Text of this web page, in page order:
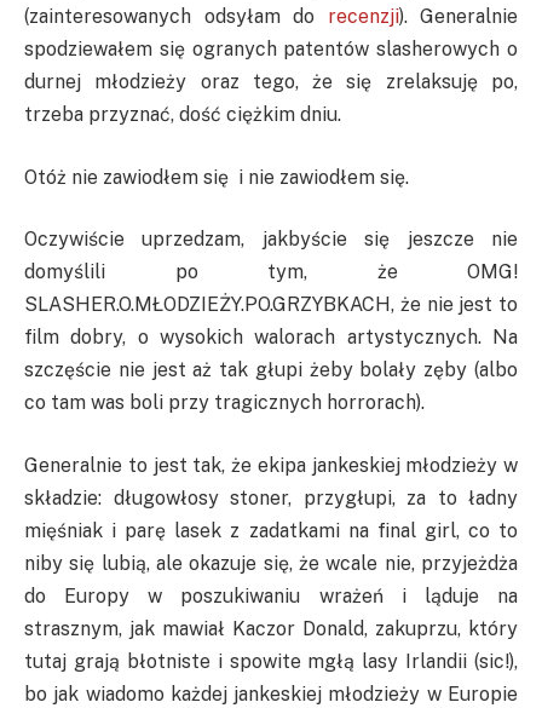
(zainteresowanych odsyłam do recenzji). Generalnie
spodziewałem się ogranych patentów slasherowych o
durnej młodzieży oraz tego, że się zrelaksuję po,
trzeba przyznać, dość ciężkim dniu.
Otóż nie zawiodłem się i nie zawiodłem się.
Oczywiście uprzedzam, jakbyście się jeszcze nie
domyślili po tym, że OMG!
SLASHER.O.MŁODZIEŻY.PO.GRZYBKACH, że nie jest to
film dobry, o wysokich walorach artystycznych. Na
szczęście nie jest aż tak głupi żeby bolały zęby (albo
co tam was boli przy tragicznych horrorach).
Generalnie to jest tak, że ekipa jankeskiej młodzieży w
składzie: długowłosy stoner, przygłupi, za to ładny
mięśniak i parę lasek z zadatkami na final girl, co to
niby się lubią, ale okazuje się, że wcale nie, przyjeżdża
do Europy w poszukiwaniu wrażeń i ląduje na
strasznym, jak mawiał Kaczor Donald, zakuprzu, który
tutaj grają błotniste i spowite mgłą lasy Irlandii (sic!),
bo jak wiadomo każdej jankeskiej młodzieży w Europie